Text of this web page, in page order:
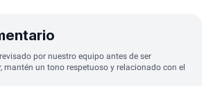
por nuestro equipo antes de ser
mantén un tono respetuoso y relacionado con el